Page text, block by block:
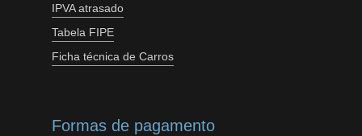
IPVA atrasado
Tabela FIPE
Ficha técnica de Carros
Formas de pagamento